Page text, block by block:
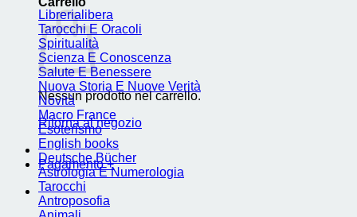
Nessun prodotto nel carrello.
Ritorna al negozio
Pagamento +
Librerialibera
Tarocchi E Oracoli
Spiritualità
Scienza E Conoscenza
Salute E Benessere
Nuova Storia E Nuove Verità
Novità
Macro France
Esoterismo
English books
Deutsche Bücher
Astrologia E Numerologia
Tarocchi
Antroposofia